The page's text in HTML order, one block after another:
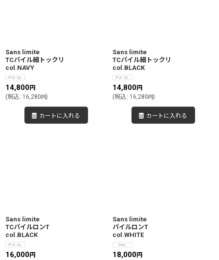
Sans limite
TCパイル細トックリ
col.NAVY
14,800円
(税込: 16,280円)
カートに入れる
Sans limite
TCパイル細トックリ
col.BLACK
14,800円
(税込: 16,280円)
カートに入れる
Sans limite
TCパイルロンT
col.BLACK
16,000円
Sans limite
パイルロンT
col.WHITE
18,000円